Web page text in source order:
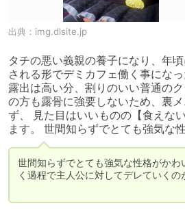
出典： img.dlsite.jp
タチの悪い義親の養子になり、年
される形でデミカフェ働く事になっ
露出は高い分、割りのいい普通の
の方も露骨に強要しないため、裏
ず、 見た目はいいものの【食えな
ます。 世間知らずでとても強気な
世間知らずでとても強気な性格がか
く過程で主人公に対してデレていくの